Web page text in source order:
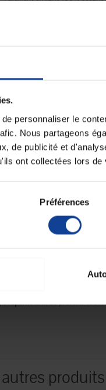
personnaliser le
Nous partageons
de publicité et
ont collectées lors
Préférences
possible grâce à une pointe
pénétration tout en réduisant
d’au moins 10⁻⁶.
afin de prévenir tout
autres